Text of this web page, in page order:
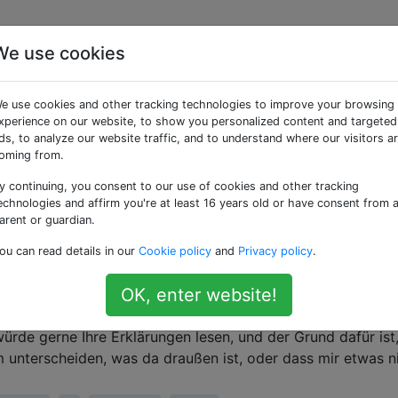
getaggte
Programmierung. Es ist das Studium der theoretischen
Implementierung und Anwendung in
Erklärung für die „Big O“ -Notation?
wie möglich und einfache Mathematik bevorzugen.
NP, NP-Complete und NP-Hard?
NP , NP-Complete und NP-Hard ? Mir sind viele
gerne Ihre Erklärungen lesen, und der Grund dafür
unterscheiden, was da draußen ist, oder dass mir etwas
use cookies
use cookies and other tracking technologies to improve your browsing
on our website, to show you personalized content and targeted
to analyze our website traffic, and to understand where our visitors
from.
continuing, you consent to our use of cookies and other tracking
and affirm you're at least 16 years old or have consent from a
or guardian.
can read details in our Cookie policy and Privacy policy.
OK, enter website!